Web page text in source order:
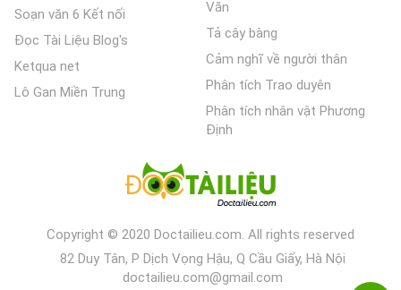
Soạn văn 6 Kết nối
Đọc Tài Liệu Blog's
Ketqua net
Lô Gan Miền Trung
Văn
Tả cây bàng
Cảm nghĩ về người thân
Phân tích Trao duyên
Phân tích nhân vật Phương
Định
Copyright © 2020 Doctailieu.com. All rights reserved
82 Duy Tân, P Dịch Vọng Hậu, Q Cầu Giấy, Hà Nội
doctailieu.com@gmail.com